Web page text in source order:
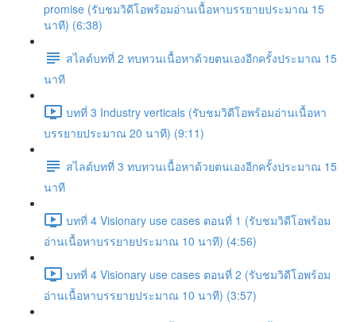
promise (รับชมวิดีโอพร้อมอ่านเนื้อหาบรรยายประมาณ 15
นาที) (6:38)
สไลด์บทที่ 2 ทบทวนเนื้อหาด้วยตนเองอีกครั้งประมาณ 15
นาที
บทที่ 3 Industry verticals (รับชมวิดีโอพร้อมอ่านเนื้อหา
บรรยายประมาณ 20 นาที) (9:11)
สไลด์บทที่ 3 ทบทวนเนื้อหาด้วยตนเองอีกครั้งประมาณ 15
นาที
บทที่ 4 Visionary use cases ตอนที่ 1 (รับชมวิดีโอพร้อม
อ่านเนื้อหาบรรยายประมาณ 10 นาที) (4:56)
บทที่ 4 Visionary use cases ตอนที่ 2 (รับชมวิดีโอพร้อม
อ่านเนื้อหาบรรยายประมาณ 10 นาที) (3:57)